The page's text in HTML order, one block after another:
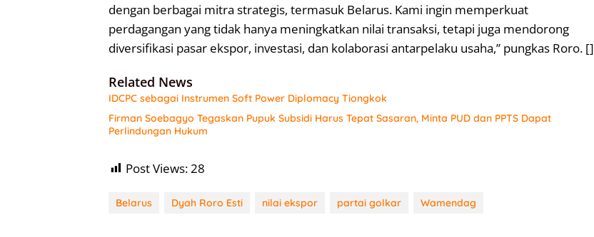
dengan berbagai mitra strategis, termasuk Belarus. Kami ingin memperkuat
perdagangan yang tidak hanya meningkatkan nilai transaksi, tetapi juga mendorong
diversifikasi pasar ekspor, investasi, dan kolaborasi antarpelaku usaha,” pungkas Roro. []
Related News
IDCPC sebagai Instrumen Soft Power Diplomacy Tiongkok
Firman Soebagyo Tegaskan Pupuk Subsidi Harus Tepat Sasaran, Minta PUD dan PPTS Dapat
Perlindungan Hukum
Post Views: 28
Belarus Dyah Roro Esti nilai ekspor partai golkar Wamendag